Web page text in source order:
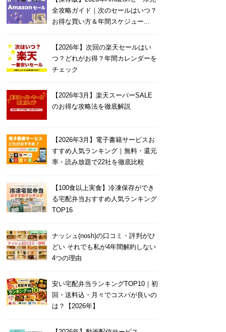
全攻略ガイド｜次のセールはいつ？
お得な買い方＆年間スケジュー...
【2026年】次回の楽天セールはい
つ？どれがお得？年間カレンダーを
チェック
【2026年3月】楽天スーパーSALE
のお得な攻略法を徹底解説
【2026年3月】電子書籍サービスお
すすめ人気ランキング｜無料・還元
率・読み放題で22社を徹底比較
【100食以上実食】冷凍保存ができ
る宅配弁当おすすめ人気ランキング
TOP16
ナッシュ(nosh)の口コミ・評判がひ
どい それでも私が4年間解約しない
4つの理由
安い宅配弁当ランキングTOP10｜初
回・送料込・月々でコスパが良いの
は？【2026年】